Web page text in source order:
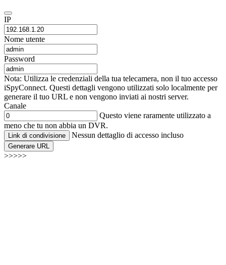
IP
Nome utente
Password
Nota: Utilizza le credenziali della tua telecamera, non il tuo accesso
iSpyConnect. Questi dettagli vengono utilizzati solo localmente per
generare il tuo URL e non vengono inviati ai nostri server.
Canale
Questo viene raramente utilizzato a
meno che tu non abbia un DVR.
Link di condivisione Nessun dettaglio di accesso incluso
Generare URL
>>>>>